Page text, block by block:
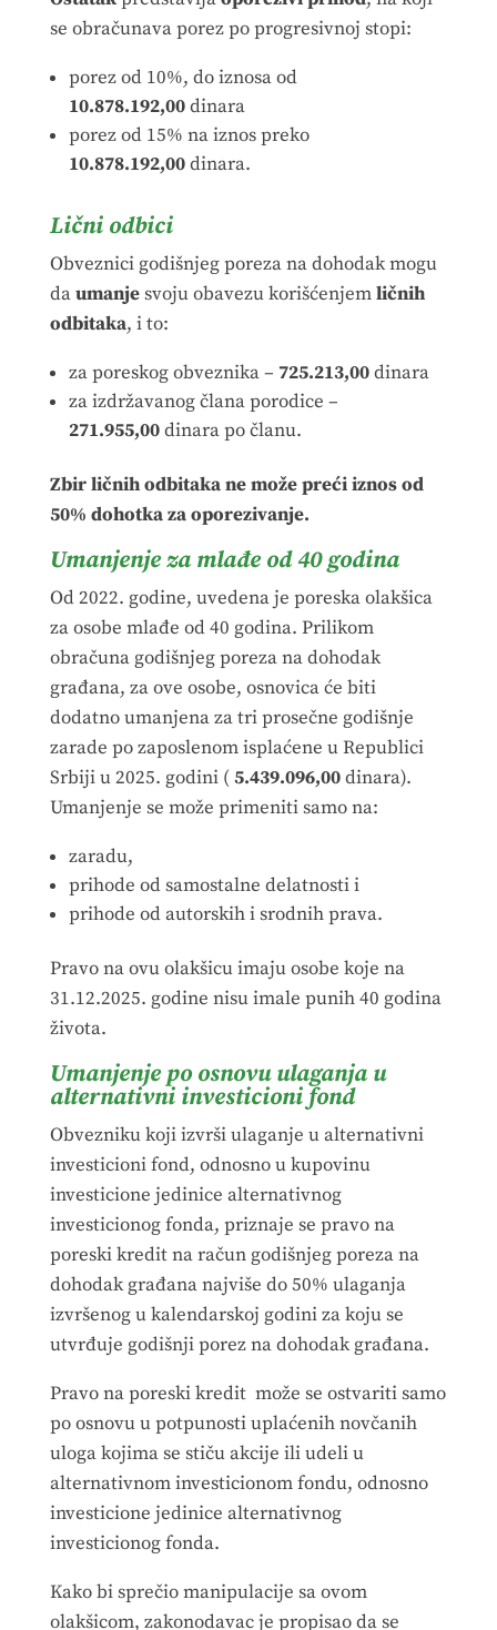
se obračunava porez po progresivnoj stopi:
porez od 10%, do iznosa od
10.878.192,00dinara
porez od 15% na iznos preko
10.878.192,00dinara.
Lični odbici
Obveznici godišnjeg poreza na dohodak mogu
daumanjesvoju obavezu korišćenjemličnih
odbitaka, i to:
za poreskog obveznika – 725.213,00dinara
za izdržavanog člana porodice –
271.955,00dinara po članu.
Zbir ličnih odbitaka ne može preći iznos od
50% dohotka za oporezivanje.
Umanjenje za mlađe od 40 godina
Od 2022. godine, uvedena je poreska olakšica
za osobe mlađe od 40 godina. Prilikom
obračuna godišnjeg poreza na dohodak
građana, za ove osobe, osnovica će biti
dodatno umanjena za tri prosečne godišnje
zarade po zaposlenom isplaćene u Republici
Srbiji u 2025. godini (5.439.096,00dinara).
Umanjenje se može primeniti samo na:
zaradu,
prihode od samostalne delatnosti i
prihode od autorskih i srodnih prava.
Pravo na ovu olakšicu imaju osobe koje na
31.12.2025. godine nisu imale punih 40 godina
života.
Umanjenje po osnovu ulaganja u
alternativni investicioni fond
Obvezniku koji izvrši ulaganje u alternativni
investicioni fond, odnosno u kupovinu
investicione jedinice alternativnog
investicionog fonda, priznaje se pravo na
poreski kredit na račun godišnjeg poreza na
dohodak građana najviše do 50% ulaganja
izvršenog u kalendarskoj godini za koju se
utvrđuje godišnji porez na dohodak građana.
Pravo na poreski kredit može se ostvariti samo
po osnovu u potpunosti uplaćenih novčanih
uloga kojima se stiču akcije ili udeli u
alternativnom investicionom fondu, odnosno
investicione jedinice alternativnog
investicionog fonda.
Kako bi sprečio manipulacije sa ovom
olakšicom, zakonodavac je propisao da se